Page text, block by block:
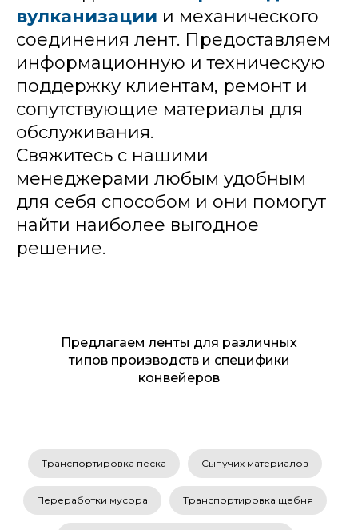
вулканизации и механического
соединения лент. Предоставляем
информационную и техническую
поддержку клиентам, ремонт и
сопутствующие материалы для
обслуживания.
Свяжитесь с нашими
менеджерами любым удобным
для себя способом и они помогут
найти наиболее выгодное
решение.
Предлагаем ленты для различных
типов производств и специфики
конвейеров
Транспортировка песка Сыпучих материалов
Переработки мусора Транспортировка щебня